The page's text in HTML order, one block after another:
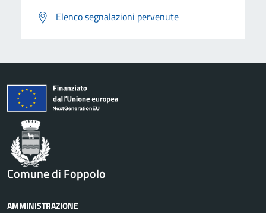
Elenco segnalazioni pervenute
Comune di Foppolo
AMMINISTRAZIONE